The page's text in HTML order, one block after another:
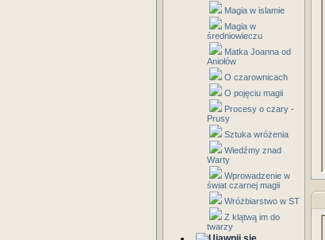
Magia w islamie
Magia w
średniowieczu
Matka Joanna od
Aniołów
O czarownicach
O pojęciu magii
Procesy o czary -
Prusy
Sztuka wróżenia
Wiedźmy znad
Warty
Wprowadzenie w
świat czarnej magii
Wróżbiarstwo w ST
Z klątwą im do
twarzy